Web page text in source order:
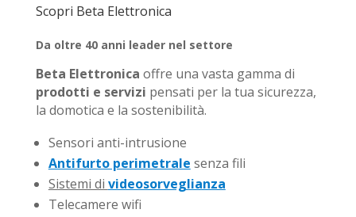
Scopri Beta Elettronica
Da oltre 40 anni leader nel settore
Beta Elettronica offre una vasta gamma di
prodotti e servizi pensati per la tua sicurezza,
la domotica e la sostenibilità.
Sensori anti-intrusione
Antifurto perimetrale senza fili
Sistemi di videosorveglianza
Telecamere wifi